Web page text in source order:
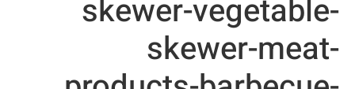
skewer-vegetable-
skewer-meat-